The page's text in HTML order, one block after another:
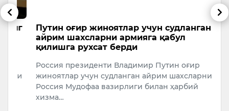
Путин оғир жиноятлар учун судланган
айрим шахсларни армияга қабул
қилишга рухсат берди
Россия президенти Владимир Путин оғир
жиноятлар учун судланган айрим шахсларнинг
Россия Мудофаа вазирлиги билан ҳарбий
хизма…